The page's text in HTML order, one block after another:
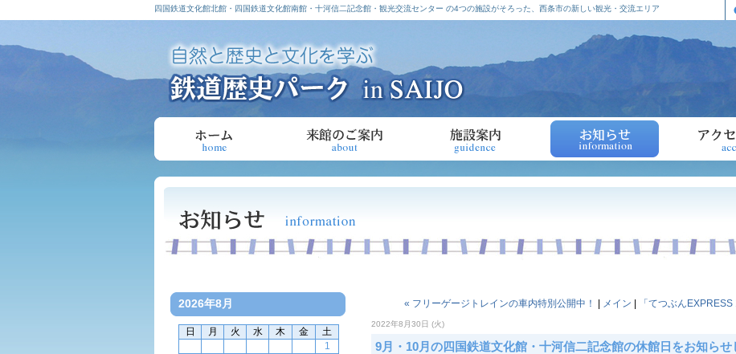
四国鉄道文化館北館・四国鉄道文化館南館・十河信二記念館・観光交流センター の4つの施設がそろった、西条市の新しい観光・交流エリア
2026年8月
日 月 火 水 木 金
土
1
« フリーゲージトレインの車内特別公開中！ メイン 「てつぶん
2022年8月30日 (火)
9月・10月の四国鉄道文化館・十河信二記念館の休館日をお知らせ